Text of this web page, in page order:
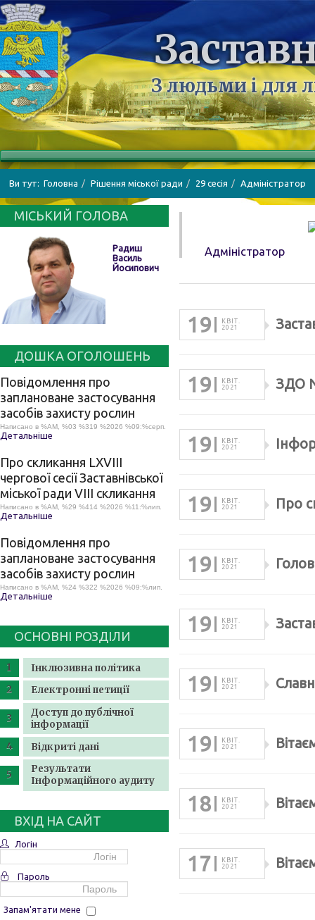
З людьми і для
Ви тут: Головна Рішення міської ради 29 сесія Адміністратор
МІСЬКИЙ ГОЛОВА
Радиш
Василь
Йосипович
ДОШКА ОГОЛОШЕНЬ
Повідомлення про
заплановане застосування
засобів захисту рослин
Написано в %AM, %03 %319 %2026 %09:%серп.
Детальніше
Про скликання LХVІІІ
чергової сесії Заставнівської
міської ради VIII скликання
Написано в %AM, %29 %414 %2026 %11:%лип.
Детальніше
Повідомлення про
заплановане застосування
засобів захисту рослин
Написано в %AM, %24 %322 %2026 %09:%лип.
Детальніше
ОСНОВНІ РОЗДІЛИ
Інклюзивна політика
Електронні петиції
Доступ до публічної
інформації
Відкриті дані
Результати
Інформаційного аудиту
ВХІД НА САЙТ
Логін
Пароль
Запам'ятати мене
Адміністратор
19
КВІТ.
2021
19
КВІТ.
2021
ЗДО №
19
КВІТ.
2021
19
КВІТ.
2021
Про
19
КВІТ.
2021
19
КВІТ.
2021
19
КВІТ.
2021
19
КВІТ.
2021
18
КВІТ.
2021
17
КВІТ.
2021